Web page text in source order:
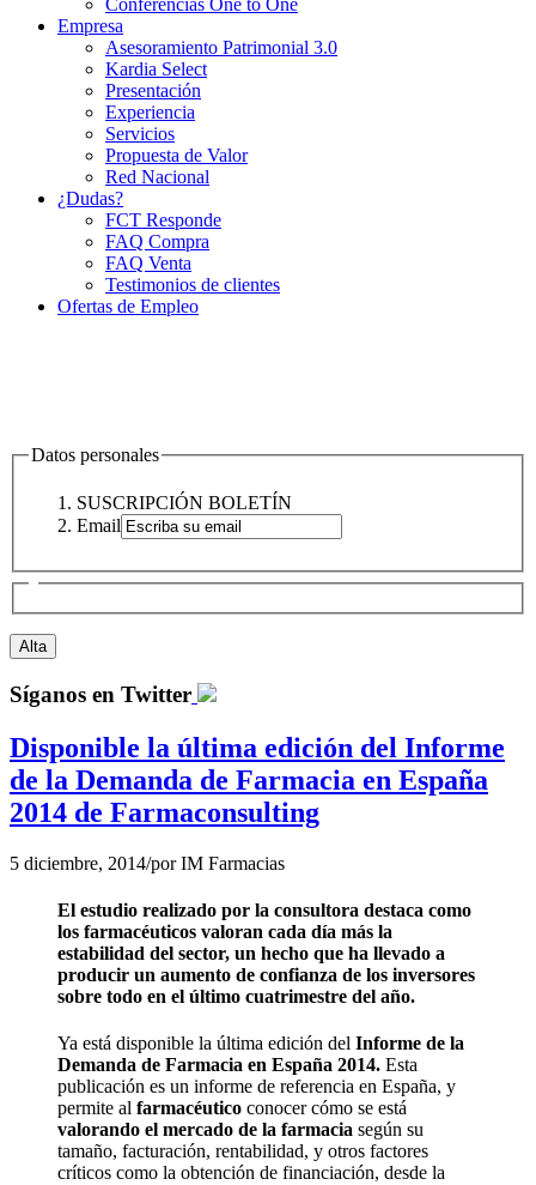
Conferencias One to One
Empresa
Asesoramiento Patrimonial 3.0
Kardia Select
Presentación
Experiencia
Servicios
Propuesta de Valor
Red Nacional
¿Dudas?
FCT Responde
FAQ Compra
FAQ Venta
Testimonios de clientes
Ofertas de Empleo
Datos personales
SUSCRIPCIÓN BOLETÍN
Email
Síganos en Twitter
Disponible la última edición del Informe
de la Demanda de Farmacia en España
2014 de Farmaconsulting
5 diciembre, 2014/porIM Farmacias
El estudio realizado por la consultora destaca como
los farmacéuticos valoran cada día más la
estabilidad del sector, un hecho que ha llevado a
producir un aumento de confianza de los inversores
sobre todo en el último cuatrimestre del año.
Ya está disponible la última edición del Informe de la
Demanda de Farmacia en España 2014. Esta
publicación es un informe de referencia en España, y
permite al farmacéutico conocer cómo se está
valorando el mercado de la farmacia según su
tamaño, facturación, rentabilidad, y otros factores
críticos como la obtención de financiación, desde la